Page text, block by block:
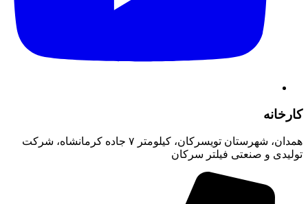
کارخانه
همدان، شهرستان تویسرکان، کیلومتر ۷ جاده کرمانشاه، شرکت
تولیدی و صنعتی فیلتر سرکان